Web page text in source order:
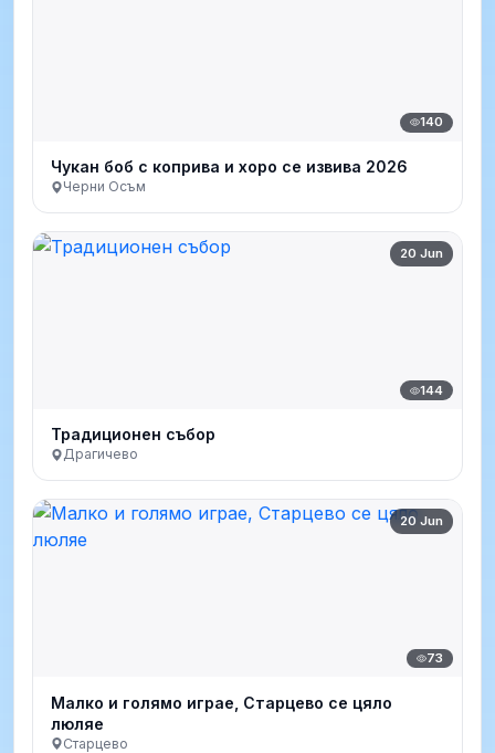
140
Чукан боб с коприва и хоро се извива 2026
Черни Осъм
20 Jun
144
Традиционен събор
Драгичево
20 Jun
73
Малко и голямо играе, Старцево се цяло
люляе
Старцево